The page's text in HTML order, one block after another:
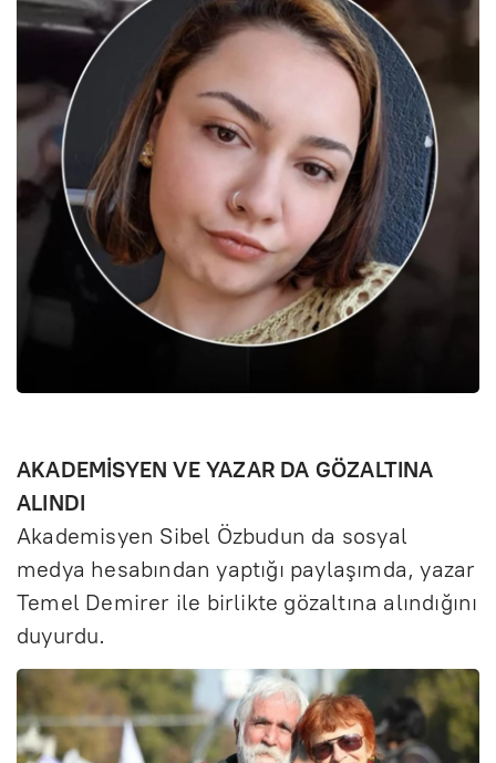
AKADEMİSYEN VE YAZAR DA GÖZALTINA
ALINDI
Akademisyen Sibel Özbudun da sosyal
medya hesabından yaptığı paylaşımda, yazar
Temel Demirer ile birlikte gözaltına alındığını
duyurdu.